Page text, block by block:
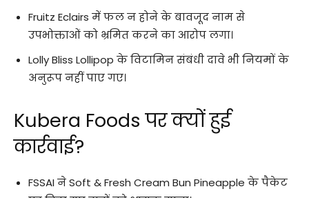
Fruitz Eclairs में फल न होने के बावजूद नाम से
उपभोक्ताओं को भ्रमित करने का आरोप लगा।
Lolly Bliss Lollipop के विटामिन संबंधी दावे भी नियमों के
अनुरूप नहीं पाए गए।
Kubera Foods पर क्यों हुई
कार्रवाई?
FSSAI ने Soft & Fresh Cream Bun Pineapple के पैकेट